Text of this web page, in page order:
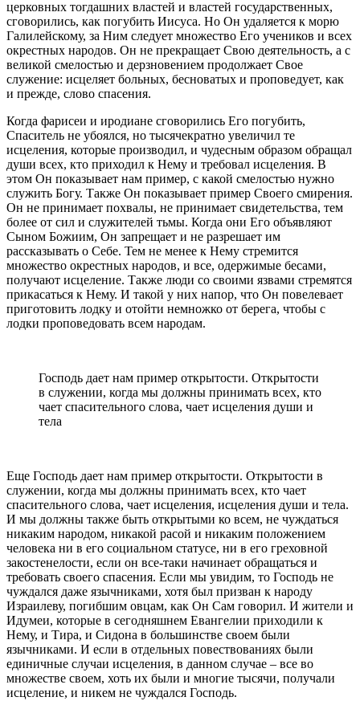
церковных тогдашних властей и властей государственных,
сговорились, как погубить Иисуса. Но Он удаляется к морю
Галилейскому, за Ним следует множество Его учеников и всех
окрестных народов. Он не прекращает Свою деятельность, а с
великой смелостью и дерзновением продолжает Свое
служение: исцеляет больных, бесноватых и проповедует, как
и прежде, слово спасения.
Когда фарисеи и иродиане сговорились Его погубить,
Спаситель не убоялся, но тысячекратно увеличил те
исцеления, которые производил, и чудесным образом обращал
души всех, кто приходил к Нему и требовал исцеления. В
этом Он показывает нам пример, с какой смелостью нужно
служить Богу. Также Он показывает пример Своего смирения.
Он не принимает похвалы, не принимает свидетельства, тем
более от сил и служителей тьмы. Когда они Его объявляют
Сыном Божиим, Он запрещает и не разрешает им
рассказывать о Себе. Тем не менее к Нему стремится
множество окрестных народов, и все, одержимые бесами,
получают исцеление. Также люди со своими язвами стремятся
прикасаться к Нему. И такой у них напор, что Он повелевает
приготовить лодку и отойти немножко от берега, чтобы с
лодки проповедовать всем народам.
Господь дает нам пример открытости. Открытости
в служении, когда мы должны принимать всех, кто
чает спасительного слова, чает исцеления души и
тела
Еще Господь дает нам пример открытости. Открытости в
служении, когда мы должны принимать всех, кто чает
спасительного слова, чает исцеления, исцеления души и тела.
И мы должны также быть открытыми ко всем, не чуждаться
никаким народом, никакой расой и никаким положением
человека ни в его социальном статусе, ни в его греховной
закостенелости, если он все-таки начинает обращаться и
требовать своего спасения. Если мы увидим, то Господь не
чуждался даже язычниками, хотя был призван к народу
Израилеву, погибшим овцам, как Он Сам говорил. И жители и
Идумеи, которые в сегодняшнем Евангелии приходили к
Нему, и Тира, и Сидона в большинстве своем были
язычниками. И если в отдельных повествованиях были
единичные случаи исцеления, в данном случае – все во
множестве своем, хоть их были и многие тысячи, получали
исцеление, и никем не чуждался Господь.